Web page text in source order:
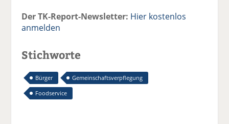
Der TK-Report-Newsletter: Hier kostenlos
anmelden
Stichworte
Bürger
Gemeinschaftsverpflegung
Foodservice